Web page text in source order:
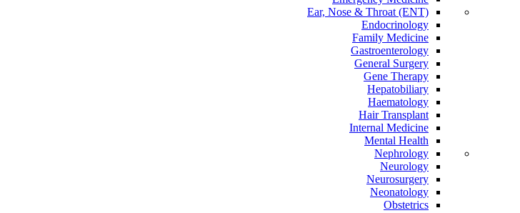
Ear, Nose & Throat (ENT)
Endocrinology
Family Medicine
Gastroenterology
General Surgery
Gene Therapy
Hepatobiliary
Haematology
Hair Transplant
Internal Medicine
Mental Health
Nephrology
Neurology
Neurosurgery
Neonatology
Obstetrics